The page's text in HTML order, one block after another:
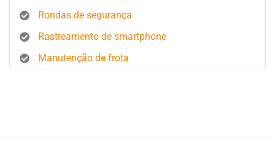
Rondas de segurança
Rastreamento de smartphone
Manutenção de frota